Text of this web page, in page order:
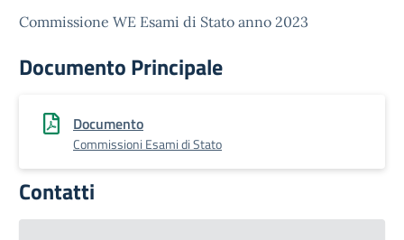
Commissione WE Esami di Stato anno 2023
Documento Principale
Documento
Commissioni Esami di Stato
Contatti